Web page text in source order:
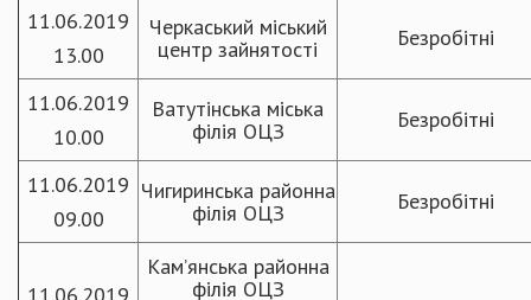
11.06.2019
13.00
Черкаський міський
центр зайнятості
Безробітні
11.06.2019
10.00
Ватутінська міська
філія ОЦЗ
Безробітні
11.06.2019
09.00
Чигиринська районна
філія ОЦЗ
Безробітні
Кам’янська районна
філія ОЦЗ